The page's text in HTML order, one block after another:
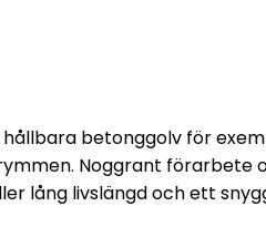
betonggolv för
Noggrant förarbete
lång livslängd och ett